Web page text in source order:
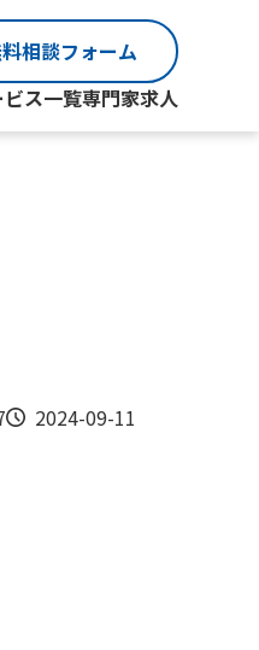
相談フォーム
ス一覧専門家求人
2024-09-11